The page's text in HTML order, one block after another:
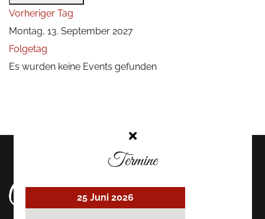
Vorheriger Tag
Montag, 13. September 2027
Folgetag
Es wurden keine Events gefunden
Termine
25 Juni 2026